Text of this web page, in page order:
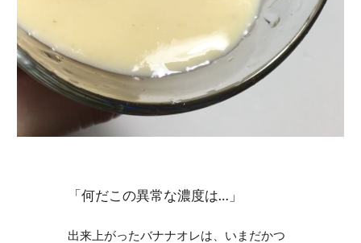
「何だこの異常な濃度は…」
出来上がったバナナオレは、いまだかつ